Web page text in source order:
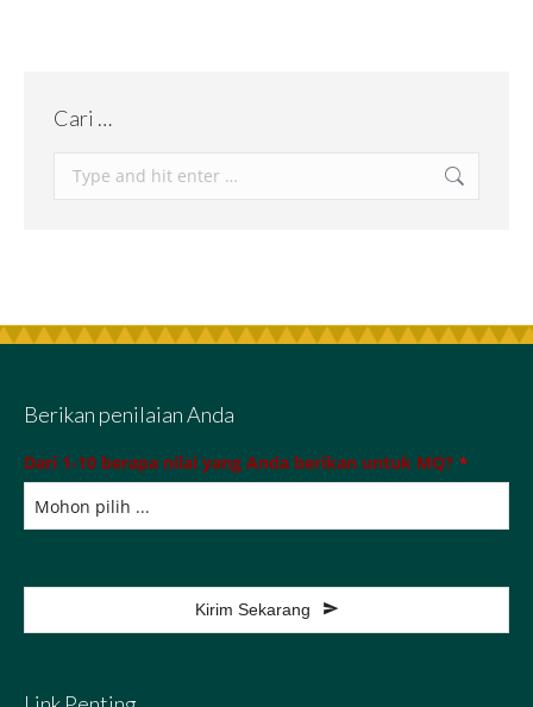
Cari …
Berikan penilaian Anda
Dari 1-10 berapa nilai yang Anda berikan untuk MQ? *
Kirim Sekarang
field